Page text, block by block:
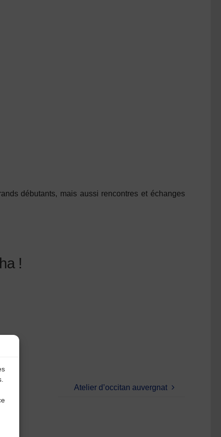
débutants, mais aussi rencontres et échanges
!
Atelier d’occitan auvergnat